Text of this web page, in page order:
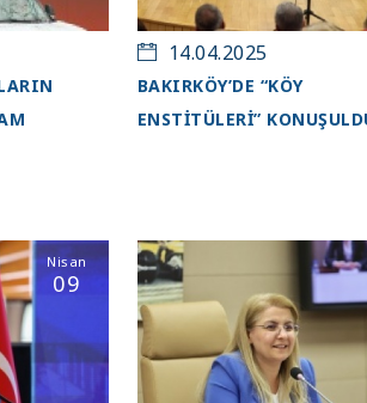
14.04.2025
BAKIRKÖY’DE “KÖY
ENSTİTÜLERİ”
Nisan
09